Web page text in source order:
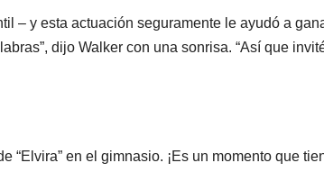
– y esta actuación seguramente le ayudó a
dijo Walker con una sonrisa. “Así que
“Elvira” en el gimnasio. ¡Es un momento que